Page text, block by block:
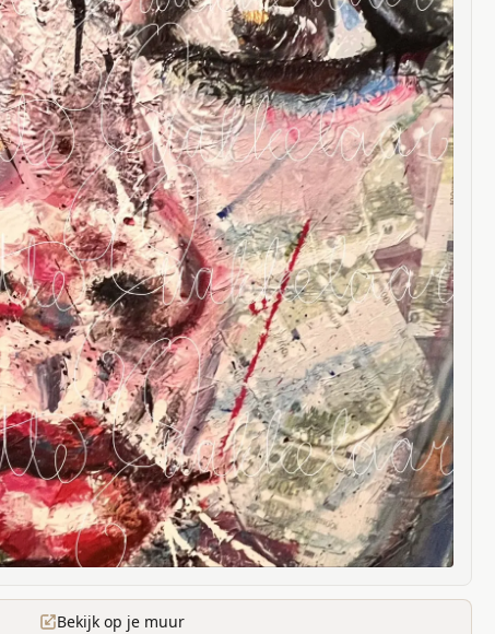
Bekijk op je muur